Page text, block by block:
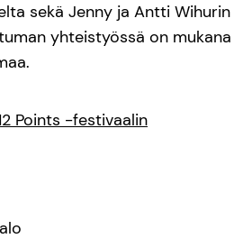
sekä Jenny ja Antti Wihurin
yhteistyössä on mukana
Points -festivaalin